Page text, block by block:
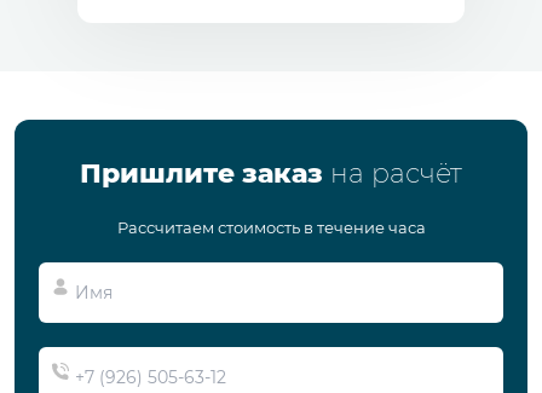
Пришлите заказ на расчёт
Рассчитаем стоимость в течение часа